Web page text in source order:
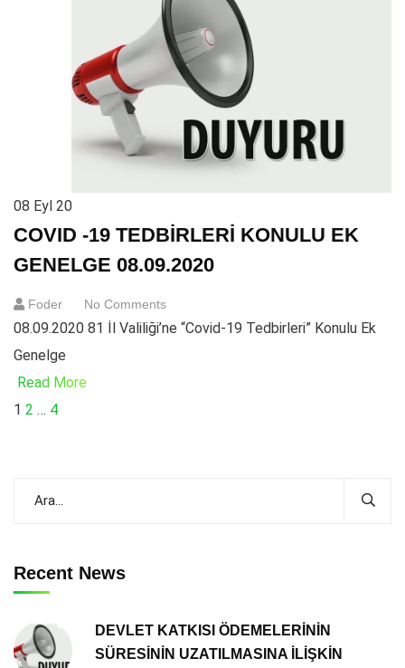
08 Eyl 20
COVID -19 TEDBİRLERİ KONULU EK
GENELGE 08.09.2020
Foder No Comments
08.09.2020 81 İl Valiliği’ne “Covid-19 Tedbirleri” Konulu Ek
Genelge
Read More
1 2 … 4
Recent News
DEVLET KATKISI ÖDEMELERİNİN
SÜRESİNİN UZATILMASINA İLİŞKİN